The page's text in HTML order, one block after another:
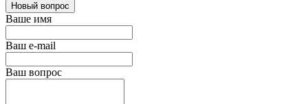
Новый вопрос
Ваше имя
Ваш e-mail
Ваш вопрос